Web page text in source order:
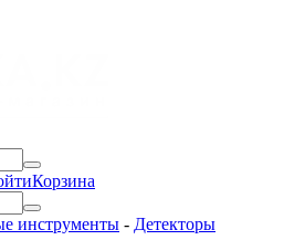
Корзина
инструменты - Детекторы